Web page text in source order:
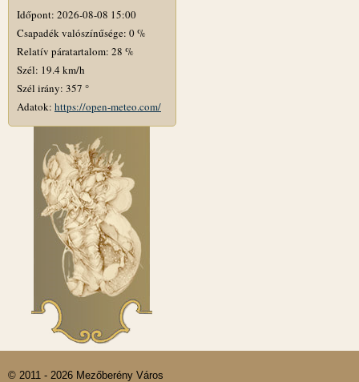
Időpont: 2026-08-08 15:00
Csapadék valószínűsége: 0 %
Relatív páratartalom: 28 %
Szél: 19.4 km/h
Szél irány: 357 °
Adatok: https://open-meteo.com/
© 2011 - 2026 Mezőberény Város